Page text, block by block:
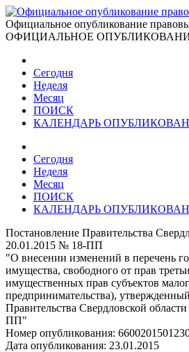
Официальное опубликование
ОФИЦИАЛЬНОЕ
Сегодня
Неделя
Месяц
ПОИСК
КАЛЕНДАРЬ
Сегодня
Неделя
Месяц
ПОИСК
КАЛЕНДАРЬ
Постановление Правительства
20.01.2015 № 18-ПП
"О внесении изменений в перечень
имущества, свободного от прав
имущественных прав субъектов
предпринимательства),
Правительства Свердловской
ПП"
Номер опубликования:
Дата опубликования: 23.01.2015